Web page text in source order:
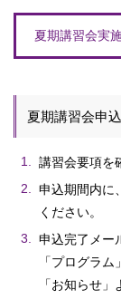
夏期講習会実
夏期講習会申
講習会要項を
申込期間内に
ください。
申込完了メー
「プログラ
「お知らせ